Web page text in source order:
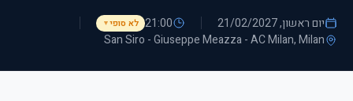
יום ראשון, 21/02/2027 21:00 לא סופי▼
San Siro - Giuseppe Meazza - AC Milan, Milan